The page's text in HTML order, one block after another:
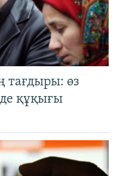
тағдыры: өз
құқығы